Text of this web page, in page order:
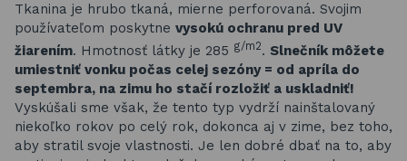
Tkanina je hrubo tkaná, mierne perforovaná. Svojim
používateľom poskytne vysokú ochranu pred UV
žiarením. Hmotnosť látky je 285 g/m2. Slnečník môžete
umiestniť vonku počas celej sezóny = od apríla do
septembra, na zimu ho stačí rozložiť a uskladniť!
Vyskúšali sme však, že tento typ vydrží nainštalovaný
niekoľko rokov po celý rok, dokonca aj v zime, bez toho,
aby stratil svoje vlastnosti. Je len dobré dbať na to, aby